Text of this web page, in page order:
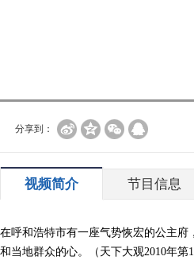
分享到：
视频简介 节目信息
在呼和浩特市有一座气势恢宏的公主
和当地群众的心。（天下大观2010年第